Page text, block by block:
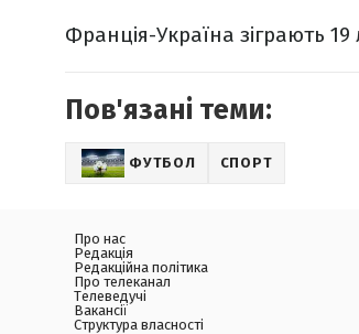
Франція-Україна зіграють
Пов'язані теми:
ФУТБОЛ СПОРТ
Про нас
Редакція
Редакційна політика
Про телеканал
Телеведучі
Вакансії
Структура власності